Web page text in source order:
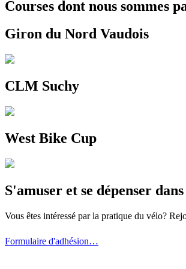
Courses dont nous sommes
Giron du Nord Vaudois
CLM Suchy
West Bike Cup
S'amuser et se dépenser
Vous êtes intéressé par la pratique du vélo?
Formulaire d'adhésion…